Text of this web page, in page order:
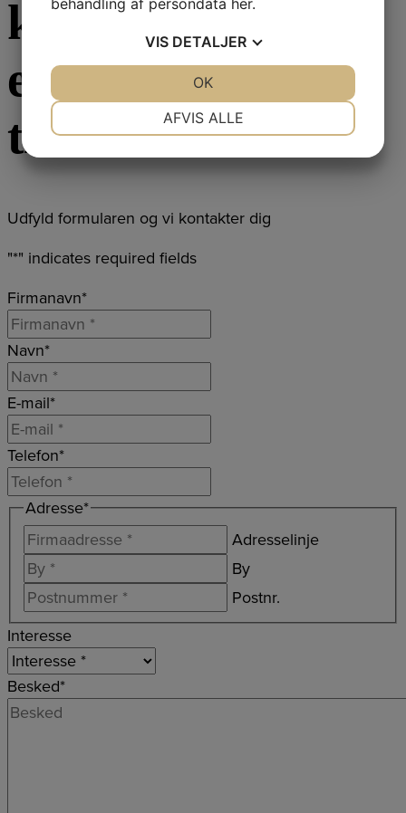
konsulentbesøg
eller et gratis
tilbud
Udfyld formularen og vi kontakter dig
"*" indicates required fields
Firmanavn*
Navn*
E-mail*
Telefon*
Adresse*
Adresselinje
By
Postnr.
Interesse
Besked*
behandling af persondata her.
VIS DETALJER
AFVIS ALLE
OK